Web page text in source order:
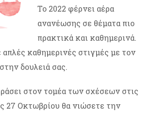
Το 2022 φέρνει αέρα
ανανέωσης σε θέματα πιο
πρακτικά και καθημερινά.
καθημερινές στιγμές με τον
δουλειά σας.
στον τομέα των σχέσεων στις
27 Οκτωβρίου θα νιώσετε την